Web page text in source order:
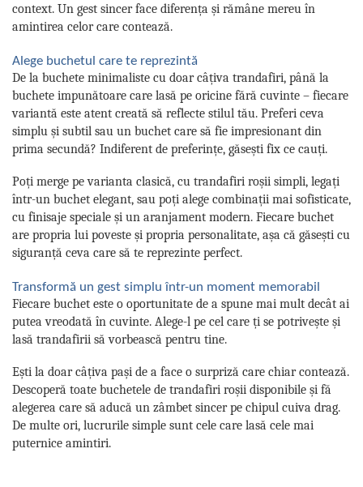
context. Un gest sincer face diferența și rămâne mereu în
amintirea celor care contează.
Alege buchetul care te reprezintă
De la buchete minimaliste cu doar câțiva trandafiri, până la
buchete impunătoare care lasă pe oricine fără cuvinte – fiecare
variantă este atent creată să reflecte stilul tău. Preferi ceva
simplu și subtil sau un buchet care să fie impresionant din
prima secundă? Indiferent de preferințe, găsești fix ce cauți.
Poți merge pe varianta clasică, cu trandafiri roșii simpli, legați
într-un buchet elegant, sau poți alege combinații mai sofisticate,
cu finisaje speciale și un aranjament modern. Fiecare buchet
are propria lui poveste și propria personalitate, așa că găsești cu
siguranță ceva care să te reprezinte perfect.
Transformă un gest simplu într-un moment memorabil
Fiecare buchet este o oportunitate de a spune mai mult decât ai
putea vreodată în cuvinte. Alege-l pe cel care ți se potrivește și
lasă trandafirii să vorbească pentru tine.
Ești la doar câțiva pași de a face o surpriză care chiar contează.
Descoperă toate buchetele de trandafiri roșii disponibile și fă
alegerea care să aducă un zâmbet sincer pe chipul cuiva drag.
De multe ori, lucrurile simple sunt cele care lasă cele mai
puternice amintiri.